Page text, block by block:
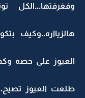
وفغرفتها...الكل
هالزيااره..وكيف
العيوز على حصه
طلعت العيوز